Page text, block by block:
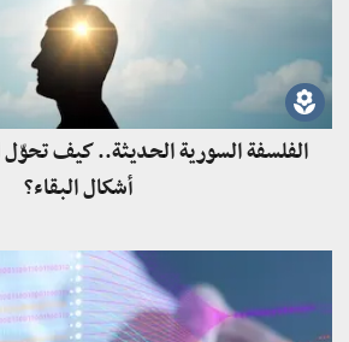
الفلسفة السورية الحديثة.. كيف
أشكال البقاء؟